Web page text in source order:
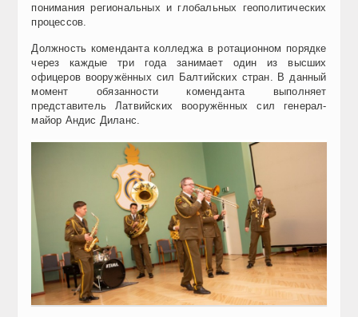
понимания региональных и глобальных геополитических
процессов.
Должность коменданта колледжа в ротационном порядке
через каждые три года занимает один из высших
офицеров вооружённых сил Балтийских стран. В данный
момент обязанности коменданта выполняет
представитель Латвийских вооружённых сил генерал-
майор Андис Диланс.